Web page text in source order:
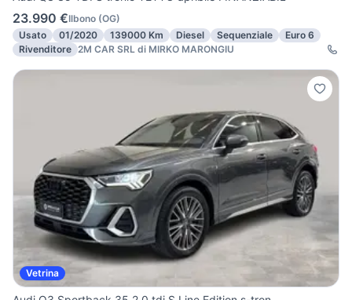
23.990 €Ilbono (OG)
Usato
01/2020 139000 Km Diesel Sequenziale
Euro 6
Rivenditore 2M CAR SRL di MIRKO MARONGIU
Vetrina